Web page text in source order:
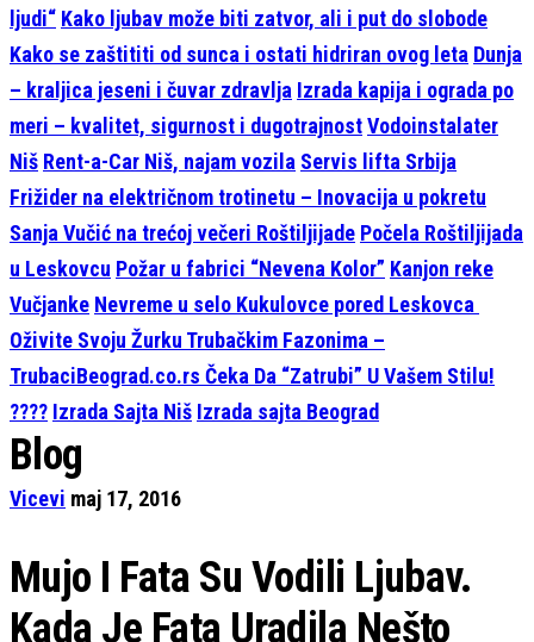
ljudi“ Kako ljubav može biti zatvor, ali i put do slobode
Kako se zaštititi od sunca i ostati hidriran ovog leta Dunja
– kraljica jeseni i čuvar zdravlja Izrada kapija i ograda po
meri – kvalitet, sigurnost i dugotrajnostVodoinstalater
Niš Rent-a-Car Niš, najam vozila Servis lifta Srbija
Frižider na električnom trotinetu – Inovacija u pokretu
Sanja Vučić na trećoj večeri Roštiljijade Počela Roštiljijada
u Leskovcu Požar u fabrici “Nevena Kolor” Kanjon reke
Vučjanke Nevreme u selo Kukulovce pored Leskovca
Oživite Svoju Žurku Trubačkim Fazonima –
TrubaciBeograd.co.rs Čeka Da “Zatrubi” U Vašem Stilu!
???? Izrada Sajta Niš Izrada sajta Beograd
Blog
Vicevi maj 17, 2016
Mujo I Fata Su Vodili Ljubav.
Kada Je Fata Uradila Nešto